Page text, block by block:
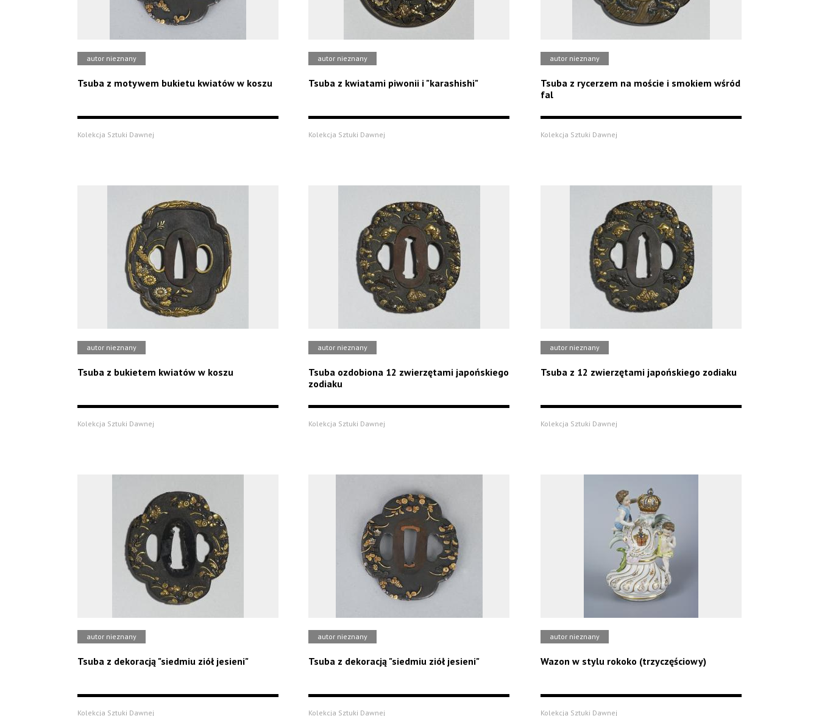
autor nieznany
Tsuba z motywem bukietu kwiatów w koszu
Kolekcja Sztuki Dawnej
autor nieznany
Tsuba z kwiatami piwonii i "karashishi"
Kolekcja Sztuki Dawnej
autor nieznany
Tsuba z rycerzem na moście i smokiem wśród
fal
Kolekcja Sztuki Dawnej
autor nieznany
Tsuba z bukietem kwiatów w koszu
Kolekcja Sztuki Dawnej
autor nieznany
Tsuba ozdobiona 12 zwierzętami japońskiego
zodiaku
Kolekcja Sztuki Dawnej
autor nieznany
Tsuba z 12 zwierzętami japońskiego zodiaku
Kolekcja Sztuki Dawnej
autor nieznany
Tsuba z dekoracją "siedmiu ziół jesieni"
Kolekcja Sztuki Dawnej
autor nieznany
Tsuba z dekoracją "siedmiu ziół jesieni"
Kolekcja Sztuki Dawnej
autor nieznany
Wazon w stylu rokoko (trzyczęściowy)
Kolekcja Sztuki Dawnej